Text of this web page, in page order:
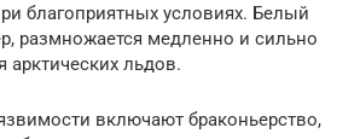
благоприятных условиях. Белый
размножается медленно и сильно
арктических льдов.
включают браконьерство,